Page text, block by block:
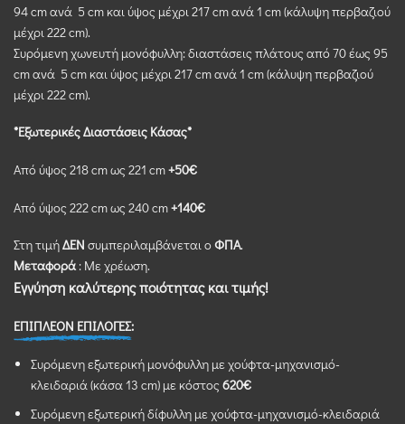
94 cm ανά 5 cm και ύψος μέχρι 217 cm ανά 1 cm (κάλυψη περβαζιού
μέχρι 222 cm).
Συρόμενη χωνευτή μονόφυλλη: διαστάσεις πλάτους από 70 έως 95
cm ανά 5 cm και ύψος μέχρι 217 cm ανά 1 cm (κάλυψη περβαζιού
μέχρι 222 cm).
*Εξωτερικές Διαστάσεις Κάσας*
Από ύψος 218 cm ως 221 cm+50€
Από ύψος 222 cm ως 240 cm+140€
Στη τιμήΔΕΝ συμπεριλαμβάνεται οΦΠΑ.
Μεταφορά: Με χρέωση.
Εγγύηση καλύτερης ποιότητας και τιμής!
ΕΠΙΠΛΕΟΝ ΕΠΙΛΟΓΕΣ:
Συρόμενη εξωτερική μονόφυλλη με χούφτα-μηχανισμό-
κλειδαριά (κάσα 13 cm) με κόστος 620€
Συρόμενη εξωτερική δίφυλλη με χούφτα-μηχανισμό-κλειδαριά